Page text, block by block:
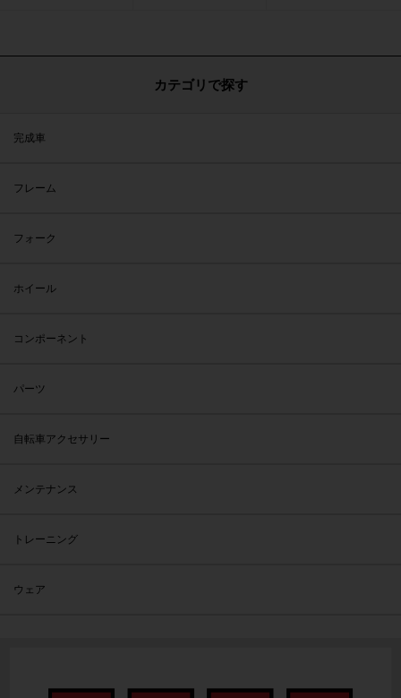
カテゴリで探す
完成車
フレーム
フォーク
ホイール
コンポーネント
パーツ
自転車アクセサリー
メンテナンス
トレーニング
ウェア